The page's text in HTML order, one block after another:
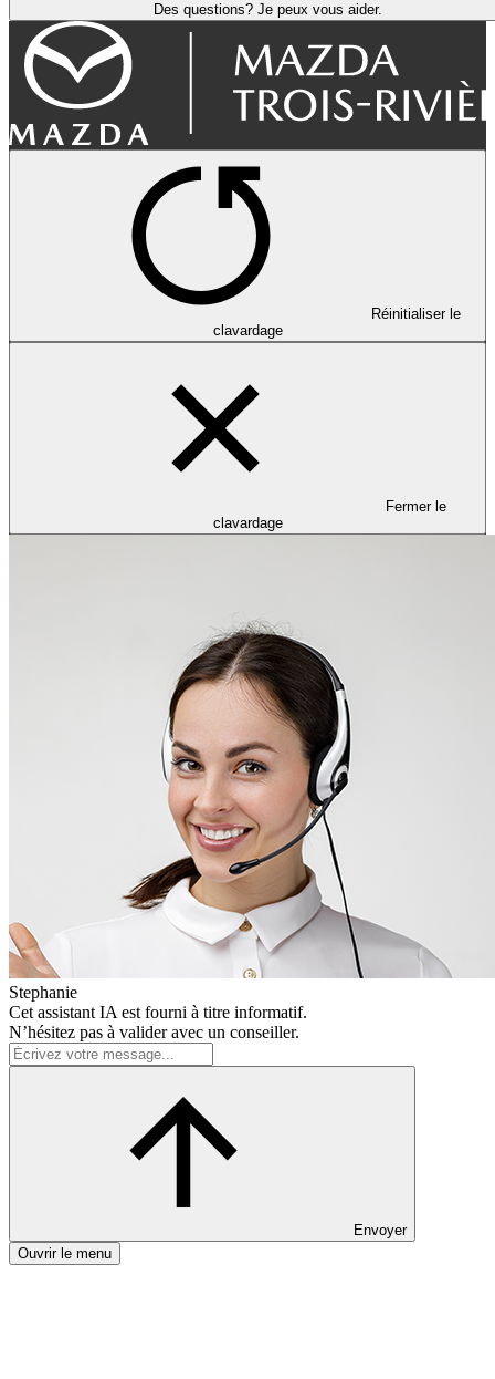
Des questions? Je peux vous aider.
Réinitialiser le
clavardage
Fermer le
clavardage
Stephanie
Cet assistant IA est fourni à titre informatif.
N’hésitez pas à valider avec un conseiller.
Envoyer
Ouvrir le menu